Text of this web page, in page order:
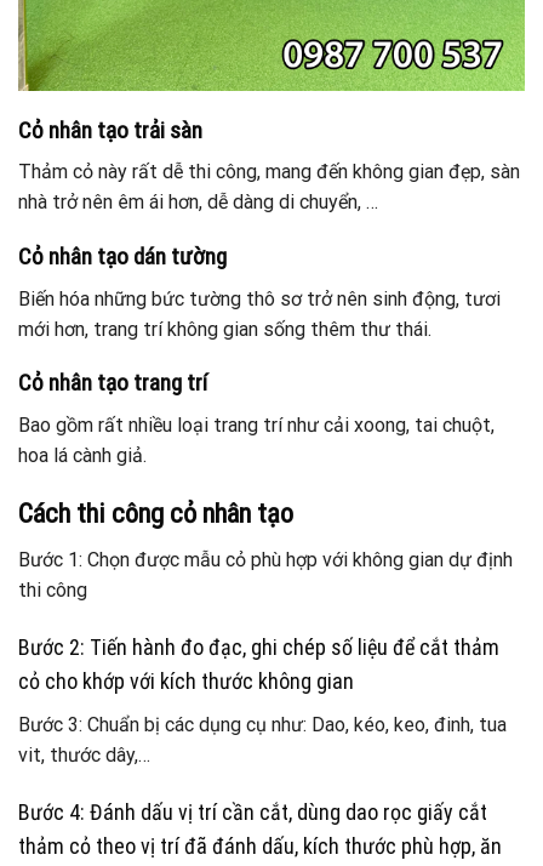
Cỏ nhân tạo trải sàn
Thảm cỏ này rất dễ thi công, mang đến không gian đẹp, sàn
nhà trở nên êm ái hơn, dễ dàng di chuyển, …
Cỏ nhân tạo dán tường
Biến hóa những bức tường thô sơ trở nên sinh động, tươi
mới hơn, trang trí không gian sống thêm thư thái.
Cỏ nhân tạo trang trí
Bao gồm rất nhiều loại trang trí như cải xoong, tai chuột,
hoa lá cành giả.
Cách thi công cỏ nhân tạo
Bước 1: Chọn được mẫu cỏ phù hợp với không gian dự định
thi công
Bước 2: Tiến hành đo đạc, ghi chép số liệu để cắt thảm
cỏ cho khớp với kích thước không gian
Bước 3: Chuẩn bị các dụng cụ như: Dao, kéo, keo, đinh, tua
vit, thước dây,…
Bước 4: Đánh dấu vị trí cần cắt, dùng dao rọc giấy cắt
thảm cỏ theo vị trí đã đánh dấu, kích thước phù hợp, ăn